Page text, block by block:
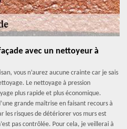
avec un nettoyeur à
vous n’aurez aucune crainte car je sais
Le nettoyage à pression
plus rapide et plus économique.
grande maîtrise en faisant recours à
les risques de détériorer vos murs est
pas contrôlée. Pour cela, je veillerai à